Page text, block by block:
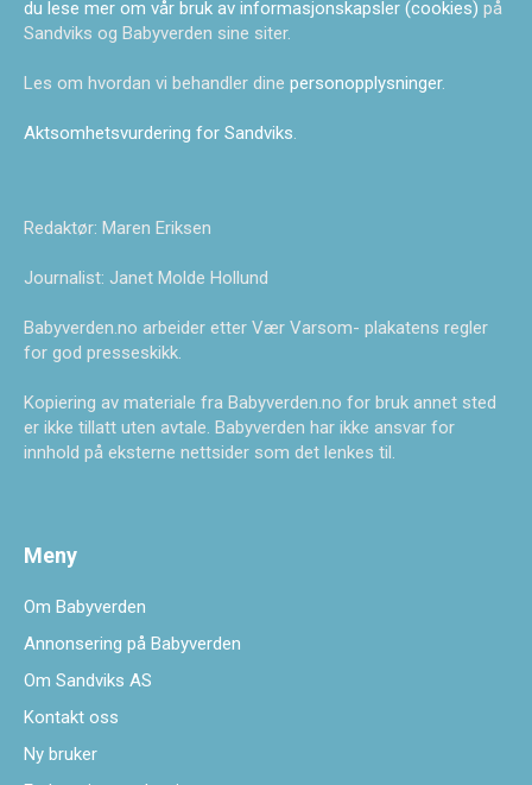
du lese mer om vår bruk av informasjonskapsler (cookies) på
Sandviks og Babyverden sine siter.
Les om hvordan vi behandler dine personopplysninger.
Aktsomhetsvurdering for Sandviks.
Redaktør: Maren Eriksen
Journalist: Janet Molde Hollund
Babyverden.no arbeider etter Vær Varsom- plakatens regler
for god presseskikk.
Kopiering av materiale fra Babyverden.no for bruk annet sted
er ikke tillatt uten avtale. Babyverden har ikke ansvar for
innhold på eksterne nettsider som det lenkes til.
Meny
Om Babyverden
Annonsering på Babyverden
Om Sandviks AS
Kontakt oss
Ny bruker